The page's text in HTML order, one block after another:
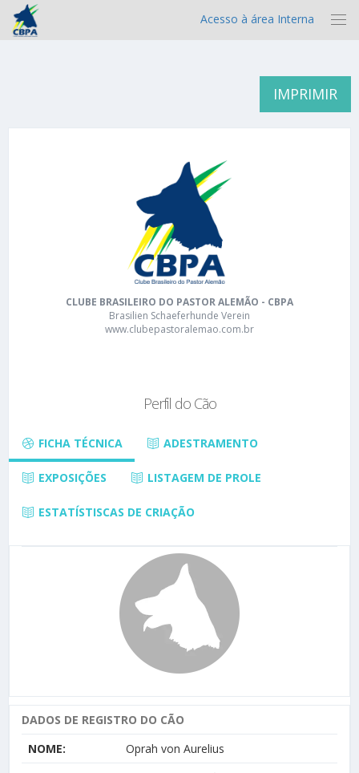
Acesso à área Interna
IMPRIMIR
CLUBE BRASILEIRO DO PASTOR ALEMÃO - CBPA
Brasilien Schaeferhunde Verein
www.clubepastoralemao.com.br
Perfil do Cão
FICHA TÉCNICA ADESTRAMENTO
EXPOSIÇÕES LISTAGEM DE PROLE
ESTATÍSTISCAS DE CRIAÇÃO
DADOS DE REGISTRO DO CÃO
NOME:
Oprah von Aurelius